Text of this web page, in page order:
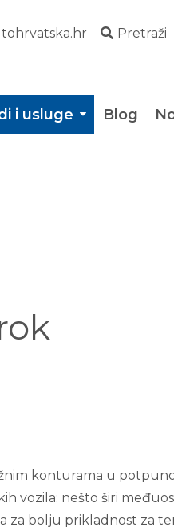
Pretraži
i usluge Blog
konturama u
vozila: nešto širi
za bolju prikladnost za